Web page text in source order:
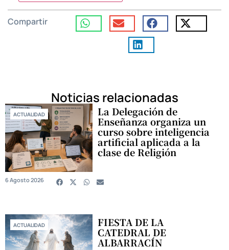
Compartir
Noticias relacionadas
ACTUALIDAD La Delegación de
Enseñanza organiza un
curso sobre inteligencia
artificial aplicada a la
clase de Religión
6 Agosto 2026
ACTUALIDAD FIESTA DE LA
CATEDRAL DE
ALBARRACÍN